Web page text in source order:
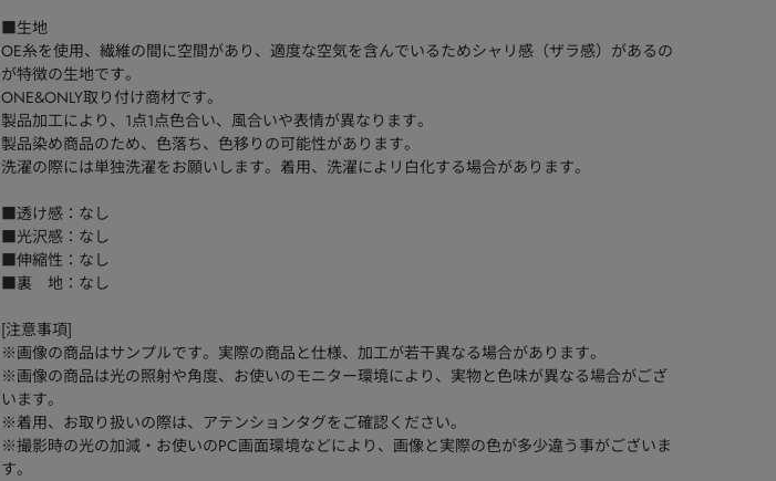
■生地
OE糸を使用、繊維の間に空間があり、適度な空気を含んでいるためシャリ感（ザラ感）があるの
が特徴の生地です。
ONE&ONLY取り付け商材です。
製品加工により、1点1点色合い、風合いや表情が異なります。
製品染め商品のため、色落ち、色移りの可能性があります。
洗濯の際には単独洗濯をお願いします。着用、洗濯によリ白化する場合があります。
■透け感：なし
■光沢感：なし
■伸縮性：なし
■裏 地：なし
[注意事項]
※画像の商品はサンプルです。実際の商品と仕様、加工が若干異なる場合があります。
※画像の商品は光の照射や角度、お使いのモニター環境により、実物と色味が異なる場合がござ
います。
※着用、お取り扱いの際は、アテンションタグをご確認ください。
※撮影時の光の加減・お使いのPC画面環境などにより、画像と実際の色が多少違う事がございま
す。